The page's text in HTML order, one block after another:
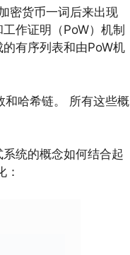
密货币一词后来出现
作证明（PoW）机制
有序列表和由PoW机
和哈希链。 所有这些概
统的概念如何结合起